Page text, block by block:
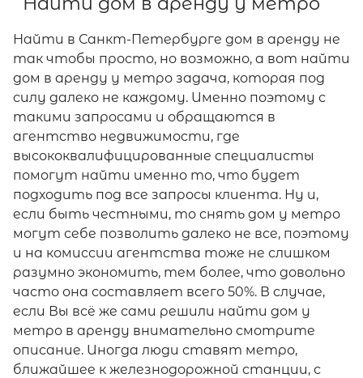
Найти в Санкт-Петербурге дом в аренду не
так чтобы просто, но возможно, а вот найти
дом в аренду у метро задача, которая под
силу далеко не каждому. Именно поэтому с
такими запросами и обращаются в
агентство недвижимости, где
высококвалифицированные специалисты
помогут найти именно то, что будет
подходить под все запросы клиента. Ну и,
если быть честными, то снять дом у метро
могут себе позволить далеко не все, поэтому
и на комиссии агентства тоже не слишком
разумно экономить, тем более, что довольно
часто она составляет всего 50%. В случае,
если Вы всё же сами решили найти дом у
метро в аренду внимательно смотрите
описание. Иногда люди ставят метро,
ближайшее к железнодорожной станции, с